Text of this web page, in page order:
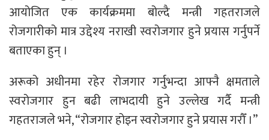
आयोजित एक कार्यक्रममा बोल्दै मन्त्री गहतराजले
रोजगारीको मात्र उद्देश्य नराखी स्वरोजगार हुने प्रयास गर्नुपर्ने
बताएका हुन् ।
अरूको अधीनमा रहेर रोजगार गर्नुभन्दा आफ्नै क्षमताले
स्वरोजगार हुन बढी लाभदायी हुने उल्लेख गर्दै मन्त्री
गहतराजले भने, “रोजगार होइन स्वरोजगार हुने प्रयास गरौँ ।”